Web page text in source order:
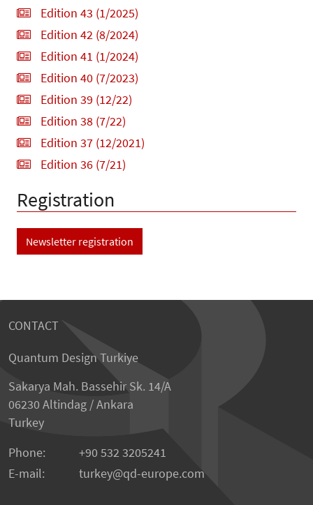
Edition 43 (1/2025)
Edition 42 (8/2024)
Edition 41 (1/2024)
Edition 40 (7/2023)
Edition 39 (12/22)
Edition 38 (7/22)
Edition 37 (12/2021)
Edition 36 (7/21)
Registration
Newsletter registration
CONTACT
Quantum Design Turkiye
Sakarya Mah. Bassehir Sk. 14/A
06230 Altindag / Ankara
Turkey
Phone:
+90 532 3205241
E-mail:
turkey qd-europe.com